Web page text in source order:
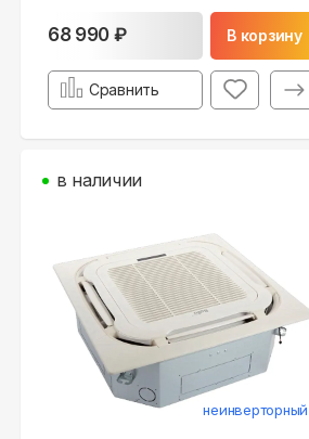
68 990 ₽ В корзину
Сравнить
неинверторный
в наличии